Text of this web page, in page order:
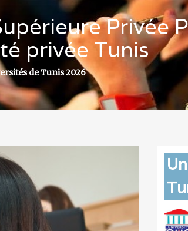
Privée
privée Tunis
de Tunis 2026